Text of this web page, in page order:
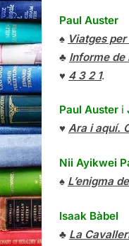
Paul Auster
♠ Viatges
♣ Informe de
♥ 4 3 2 1.
Paul Auster i
♥ Ara i aquí.
Nii Ayikwei
♠ L’enigma
Isaak Bàbel
♣ La